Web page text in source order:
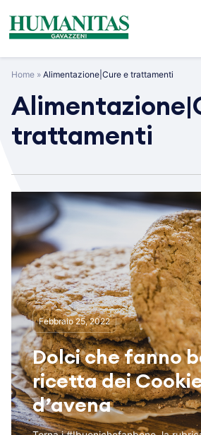
content
Home » Alimentazione|Cure e trattamenti
trattamenti
Febbraio 25, 2022
Dolci che fanno
ricetta dei
d’avena